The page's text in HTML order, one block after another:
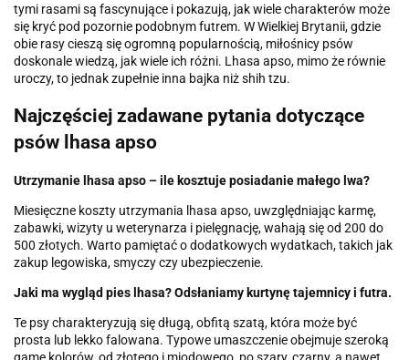
tymi rasami są fascynujące i pokazują, jak wiele charakterów może
się kryć pod pozornie podobnym futrem. W Wielkiej Brytanii, gdzie
obie rasy cieszą się ogromną popularnością, miłośnicy psów
doskonale wiedzą, jak wiele ich różni. Lhasa apso, mimo że równie
uroczy, to jednak zupełnie inna bajka niż shih tzu.
Najczęściej zadawane pytania dotyczące
psów lhasa apso
Utrzymanie lhasa apso – ile kosztuje posiadanie małego lwa?
Miesięczne koszty utrzymania lhasa apso, uwzględniając karmę,
zabawki, wizyty u weterynarza i pielęgnację, wahają się od 200 do
500 złotych. Warto pamiętać o dodatkowych wydatkach, takich jak
zakup legowiska, smyczy czy ubezpieczenie.
Jaki ma wygląd pies lhasa? Odsłaniamy kurtynę tajemnicy i futra.
Te psy charakteryzują się długą, obfitą szatą, która może być
prosta lub lekko falowana. Typowe umaszczenie obejmuje szeroką
gamę kolorów, od złotego i miodowego, po szary, czarny, a nawet